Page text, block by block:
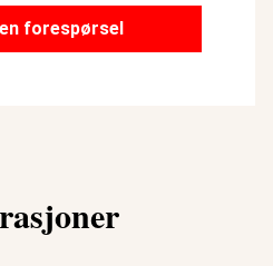
forespørsel